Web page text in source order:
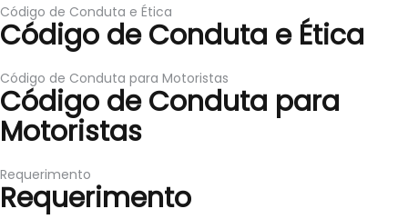
Código de Conduta e Ética
Código de Conduta e Ética
Código de Conduta para Motoristas
Código de Conduta para
Motoristas
Requerimento
Requerimento